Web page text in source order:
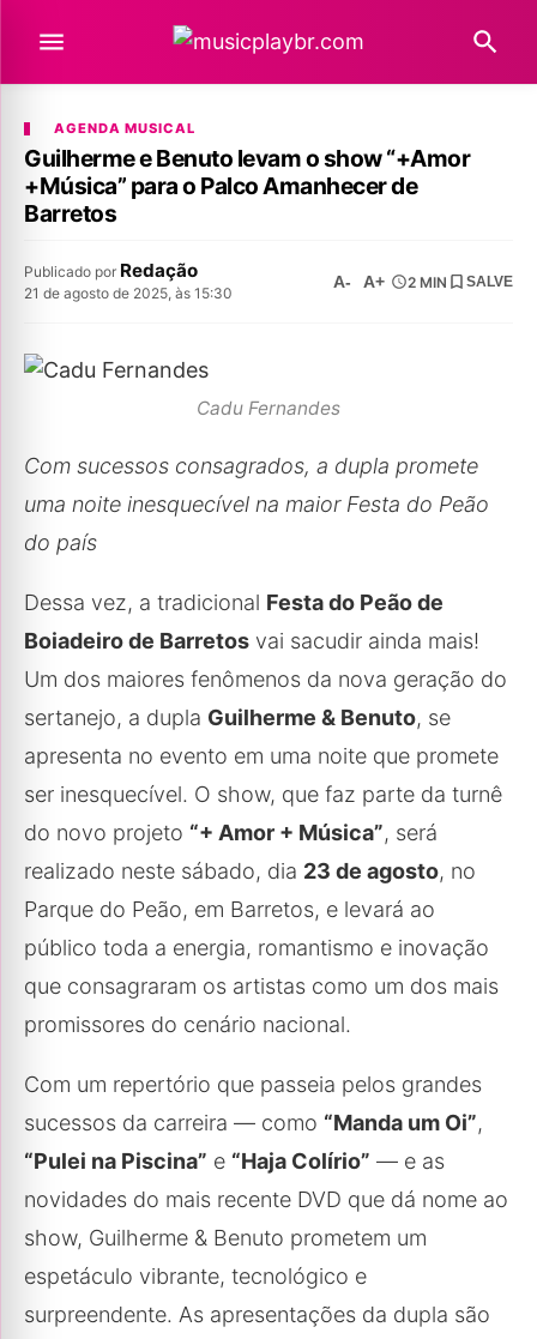
AGENDA MUSICAL
Guilherme e Benuto levam o show “+Amor
+Música” para o Palco Amanhecer de
Barretos
Publicado por Redação
21 de agosto de 2025, às 15:30
A- A+ 2 MIN SALVE
Cadu Fernandes
Com sucessos consagrados, a dupla promete
uma noite inesquecível na maior Festa do Peão
do país
Dessa vez, a tradicional Festa do Peão de
Boiadeiro de Barretos vai sacudir ainda mais!
Um dos maiores fenômenos da nova geração do
sertanejo, a dupla Guilherme & Benuto, se
apresenta no evento em uma noite que promete
ser inesquecível. O show, que faz parte da turnê
do novo projeto “+ Amor + Música”, será
realizado neste sábado, dia 23 de agosto, no
Parque do Peão, em Barretos, e levará ao
público toda a energia, romantismo e inovação
que consagraram os artistas como um dos mais
promissores do cenário nacional.
Com um repertório que passeia pelos grandes
sucessos da carreira — como “Manda um Oi”,
“Pulei na Piscina” e “Haja Colírio” — e as
novidades do mais recente DVD que dá nome ao
show, Guilherme & Benuto prometem um
espetáculo vibrante, tecnológico e
surpreendente. As apresentações da dupla são